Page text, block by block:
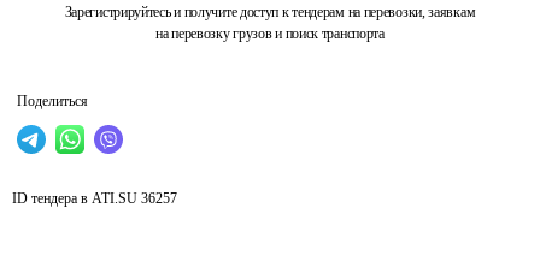
Зарегистрируйтесь и получите доступ к тендерам на перевозки, заявкам
на перевозку грузов и поиск транспорта
Поделиться
ID тендера в ATI.SU 36257